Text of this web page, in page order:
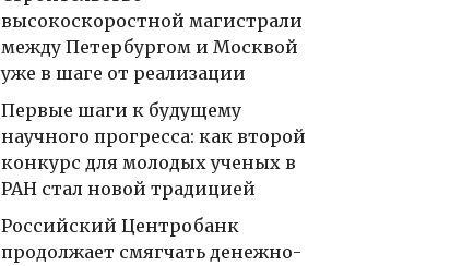
высокоскоростной магистрали
между Петербургом и Москвой
уже в шаге от реализации
Первые шаги к будущему
научного прогресса: как второй
конкурс для молодых ученых в
РАН стал новой традицией
Российский Центробанк
продолжает смягчать денежно-